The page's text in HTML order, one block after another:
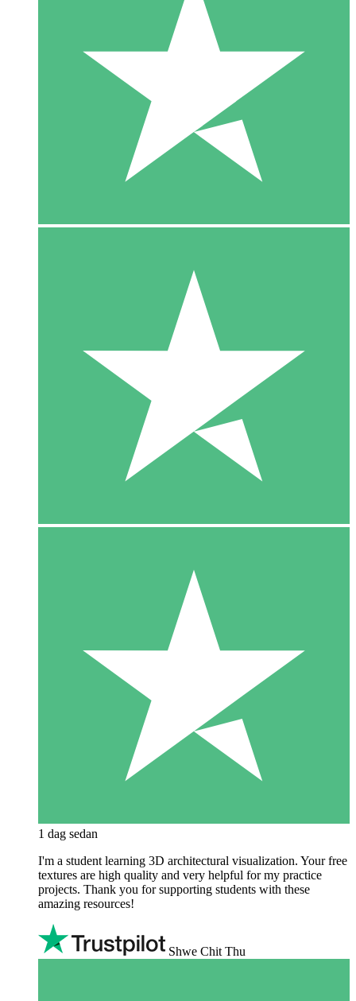
1 dag sedan
I'm a student learning 3D architectural visualization. Your free
textures are high quality and very helpful for my practice
projects. Thank you for supporting students with these
amazing resources!
Shwe Chit Thu